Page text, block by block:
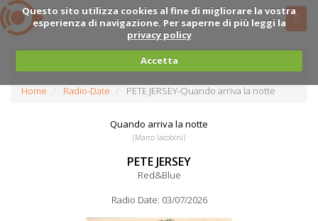
Questo sito utilizza cookies al fine di migliorare la vostra
esperienza di navigazione. Per saperne di più leggi la
privacy policy
Accetta
Home Radio-Date PETE JERSEY-Quando arriva la notte
Quando arriva la notte
(Marco Iacobini)
PETE JERSEY
Red&Blue
Radio Date: 03/07/2026